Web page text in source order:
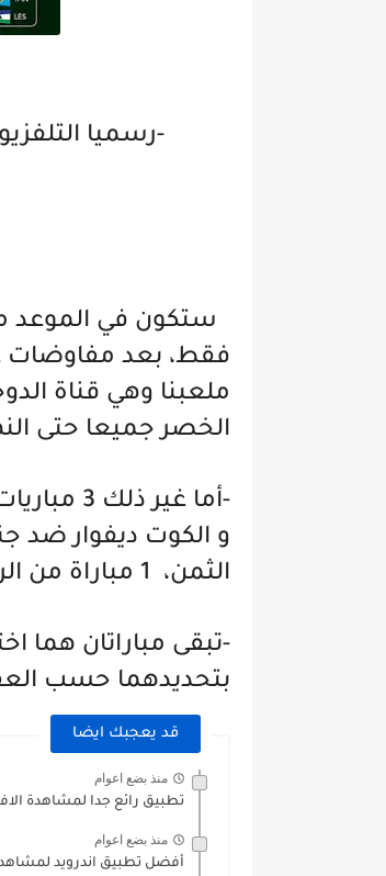
فقط، بعد مفاوضات
ملعبنا وهي قناة
الخصر جميعا حتى
-أما
الثمن، 1 مباراة من الربع، مبارتي النصف، و مباراة النهائي : المجموع 10.
-تبقى مباراتان هما
بتحديدهما حسب
قد يعجبك ايضا
منذ بضع اعوام
تطبيق رائع جدا لمشاهدة
منذ بضع اعوام
أفضل تطبيق اندرويد